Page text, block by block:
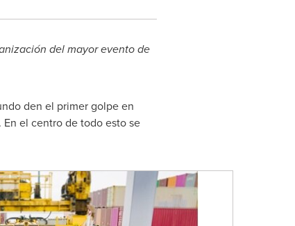
del mayor evento de
den el primer golpe en
el centro de todo esto se